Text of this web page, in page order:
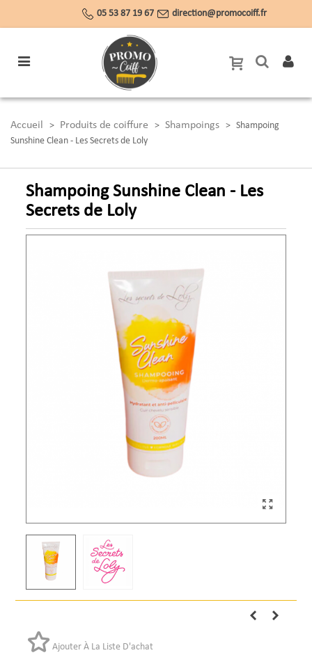
05 53 87 19 67 direction@promocoiff.fr
Accueil > Produits de coiffure > Shampoings > Shampoing
Sunshine Clean - Les Secrets de Loly
Shampoing Sunshine Clean - Les
Secrets de Loly
Ajouter À La Liste D'achat